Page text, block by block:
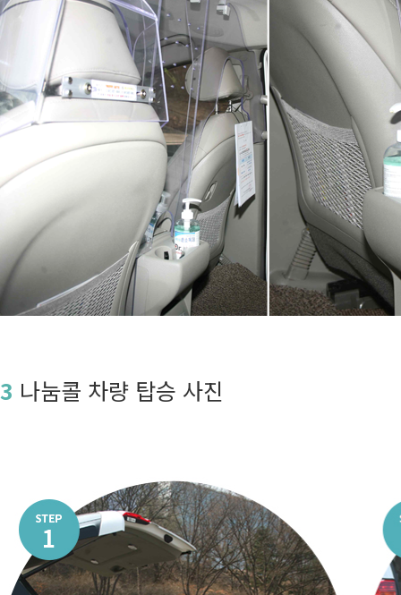
3 나눔콜 차량 탑승 사진